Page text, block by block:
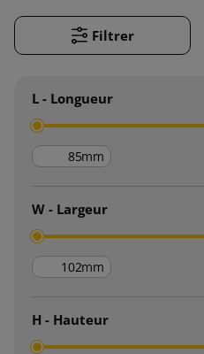
Filtrer
L - Longueur
mm
W - Largeur
mm
H - Hauteur